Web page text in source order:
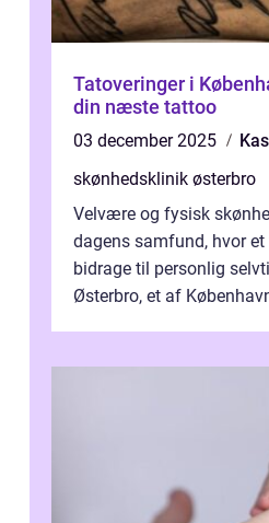
Tatoveringer i
din næste tattoo
03 december 2025
skønhedsklinik østerbro
Velvære og fysisk
dagens samfund, hvor
bidrage til personlig
Østerbro, et af